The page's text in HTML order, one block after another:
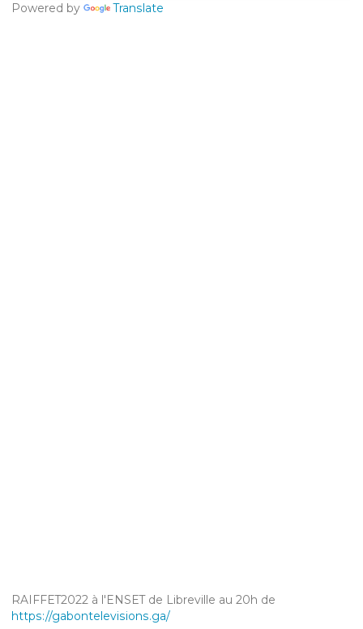
Powered by Translate
RAIFFET2022 à l'ENSET de Libreville au 20h de
https://gabontelevisions.ga/